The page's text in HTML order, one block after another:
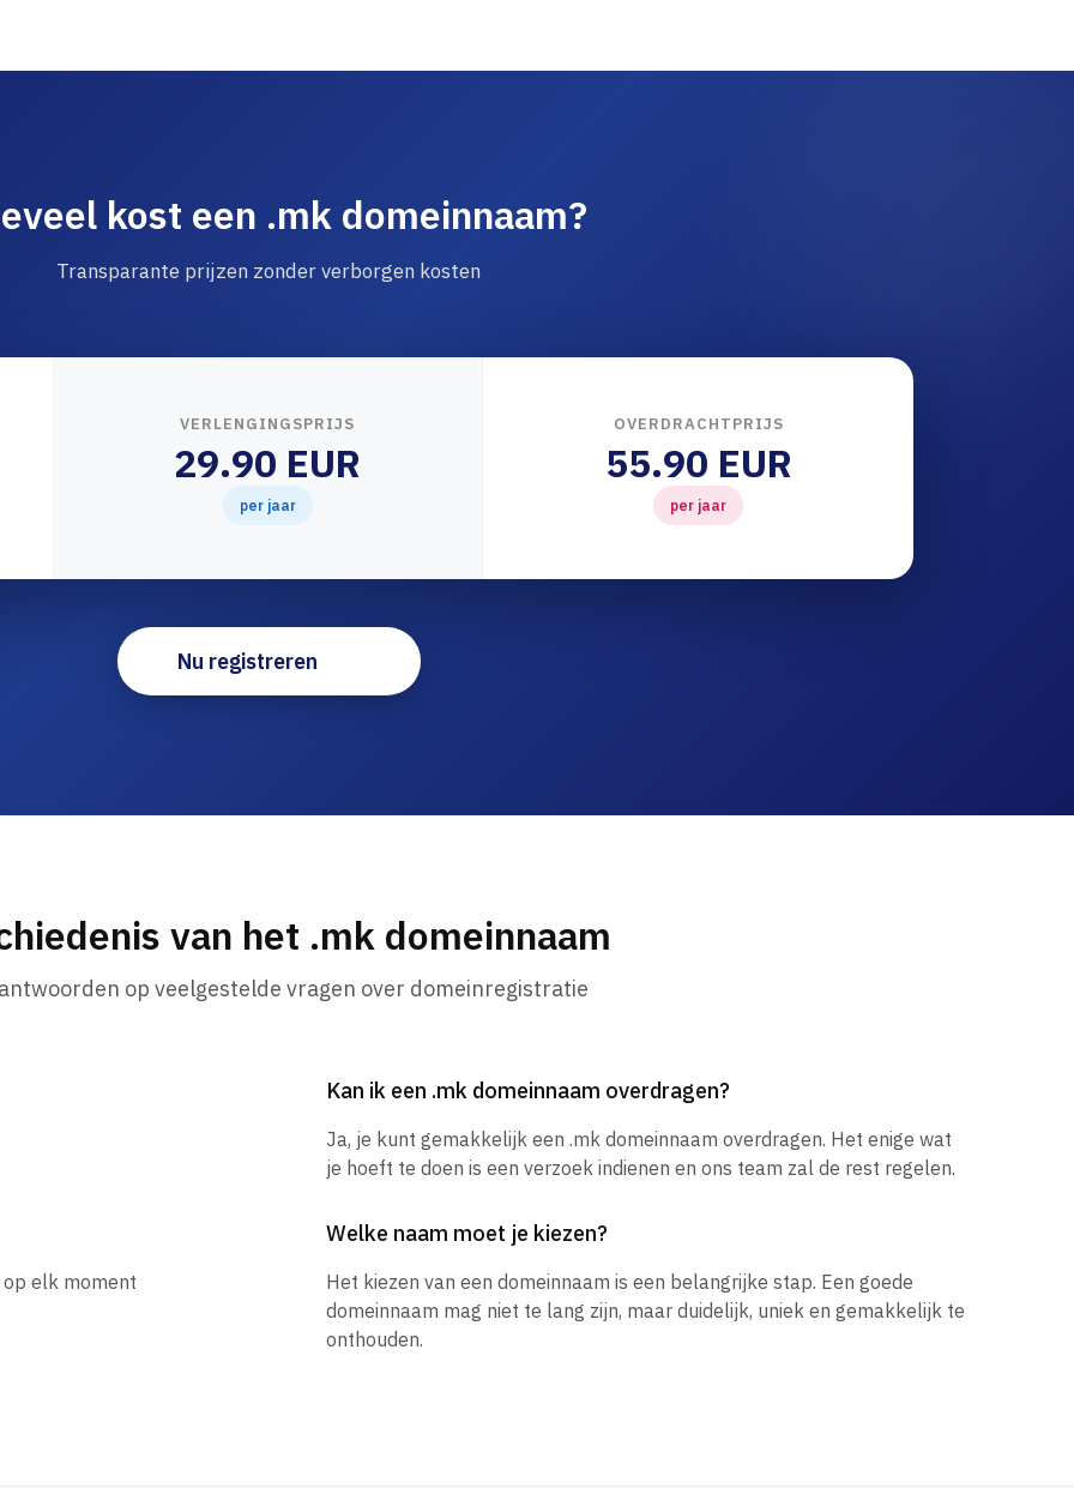
kost een .mk domeinnaam?
Transparante prijzen zonder verborgen kosten
VERLENGINGSPRIJS
29.90 EUR
per jaar
OVERDRACHTPRIJS
55.90 EUR
per jaar
Nu registreren
van het .mk domeinnaam
op veelgestelde vragen over domeinregistratie
Kan ik een .mk domeinnaam overdragen?
Ja, je kunt gemakkelijk een .mk domeinnaam overdragen. Het enige wat
je hoeft te doen is een verzoek indienen en ons team zal de rest regelen.
elk moment
Welke naam moet je kiezen?
Het kiezen van een domeinnaam is een belangrijke stap. Een goede
domeinnaam mag niet te lang zijn, maar duidelijk, uniek en gemakkelijk te
onthouden.